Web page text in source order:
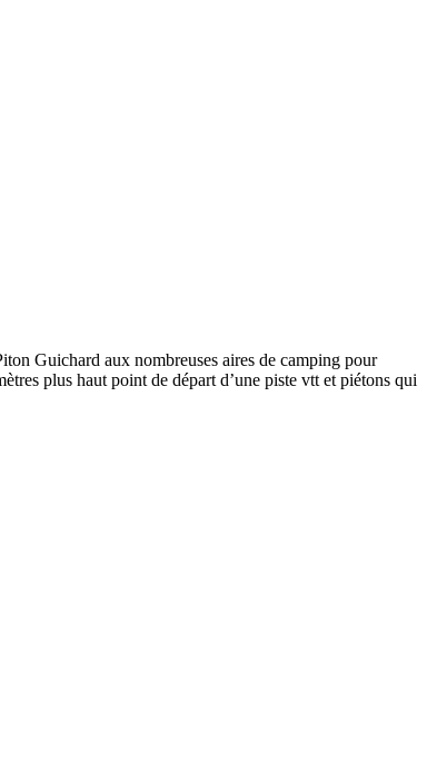
Guichard aux nombreuses aires de camping pour
plus haut point de départ d’une piste vtt et piétons qui